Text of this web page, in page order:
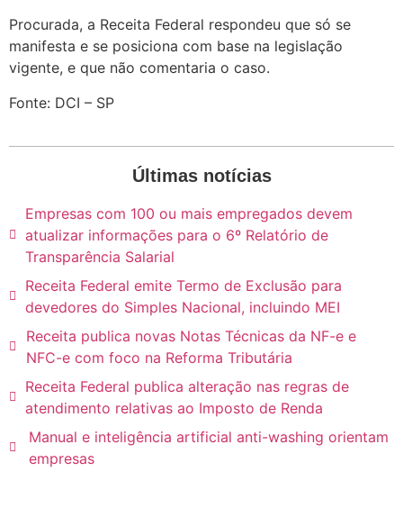
Procurada, a Receita Federal respondeu que só se
manifesta e se posiciona com base na legislação
vigente, e que não comentaria o caso.
Fonte: DCI – SP
Últimas notícias
Empresas com 100 ou mais empregados devem
atualizar informações para o 6º Relatório de
Transparência Salarial
Receita Federal emite Termo de Exclusão para
devedores do Simples Nacional, incluindo MEI
Receita publica novas Notas Técnicas da NF-e e
NFC-e com foco na Reforma Tributária
Receita Federal publica alteração nas regras de
atendimento relativas ao Imposto de Renda
Manual e inteligência artificial anti-washing orientam
empresas